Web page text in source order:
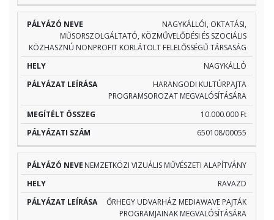
NAGYKÁLLÓI, OKTATÁSI,
MŰSORSZOLGÁLTATÓ, KÖZMŰVELŐDÉSI ÉS SZOCIÁLIS
KÖZHASZNÚ NONPROFIT KORLÁTOLT FELELŐSSÉGŰ TÁRSASÁG
NAGYKÁLLÓ
HARANGODI KULTÚRPAJTA
PROGRAMSOROZAT MEGVALÓSÍTÁSÁRA
10.000.000 Ft
650108/00055
NEMZETKÖZI VIZUÁLIS MŰVÉSZETI ALAPÍTVÁNY
RAVAZD
ŐRHEGY UDVARHÁZ MEDIAWAVE PAJTÁK
PROGRAMJAINAK MEGVALÓSÍTÁSÁRA